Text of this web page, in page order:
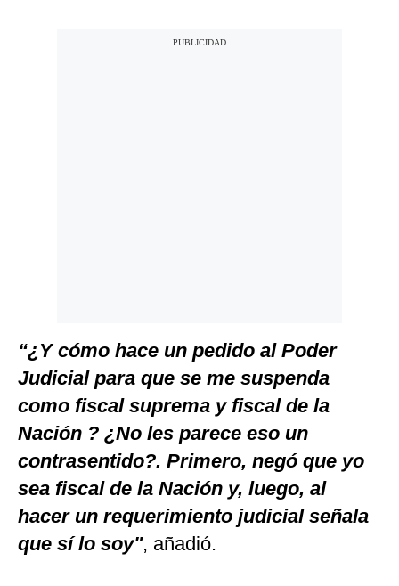
“¿Y cómo hace un pedido al Poder
Judicial para que se me suspenda
como fiscal suprema y fiscal de la
Nación ? ¿No les parece eso un
contrasentido?. Primero, negó que yo
sea fiscal de la Nación y, luego, al
hacer un requerimiento judicial señala
que sí lo soy", añadió.